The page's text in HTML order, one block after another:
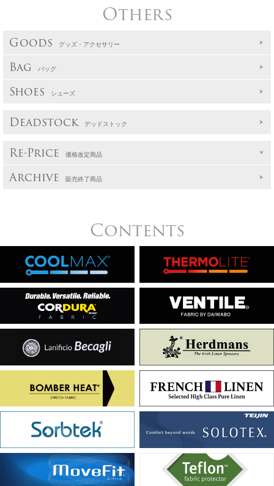
Others
Goods グッズ・アクセサリー
Bag バッグ
Shoes シューズ
Deadstock デッドストック
Re-Price 価格改定商品
Archive 販売終了商品
Contents